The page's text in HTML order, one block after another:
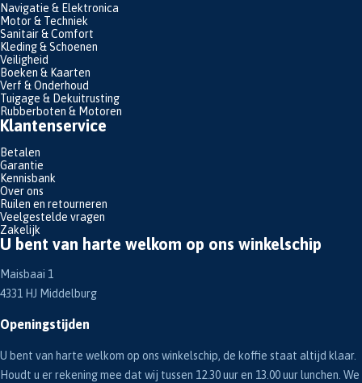
Navigatie & Elektronica
Motor & Techniek
Sanitair & Comfort
Kleding & Schoenen
Veiligheid
Boeken & Kaarten
Verf & Onderhoud
Tuigage & Dekuitrusting
Rubberboten & Motoren
Klantenservice
Betalen
Garantie
Kennisbank
Over ons
Ruilen en retourneren
Veelgestelde vragen
Zakelijk
U bent van harte welkom op ons winkelschip
Maisbaai 1
4331 HJ Middelburg
Openingstijden
U bent van harte welkom op ons winkelschip, de koffie staat altijd klaar.
Houdt u er rekening mee dat wij tussen 12.30 uur en 13.00 uur lunchen. We